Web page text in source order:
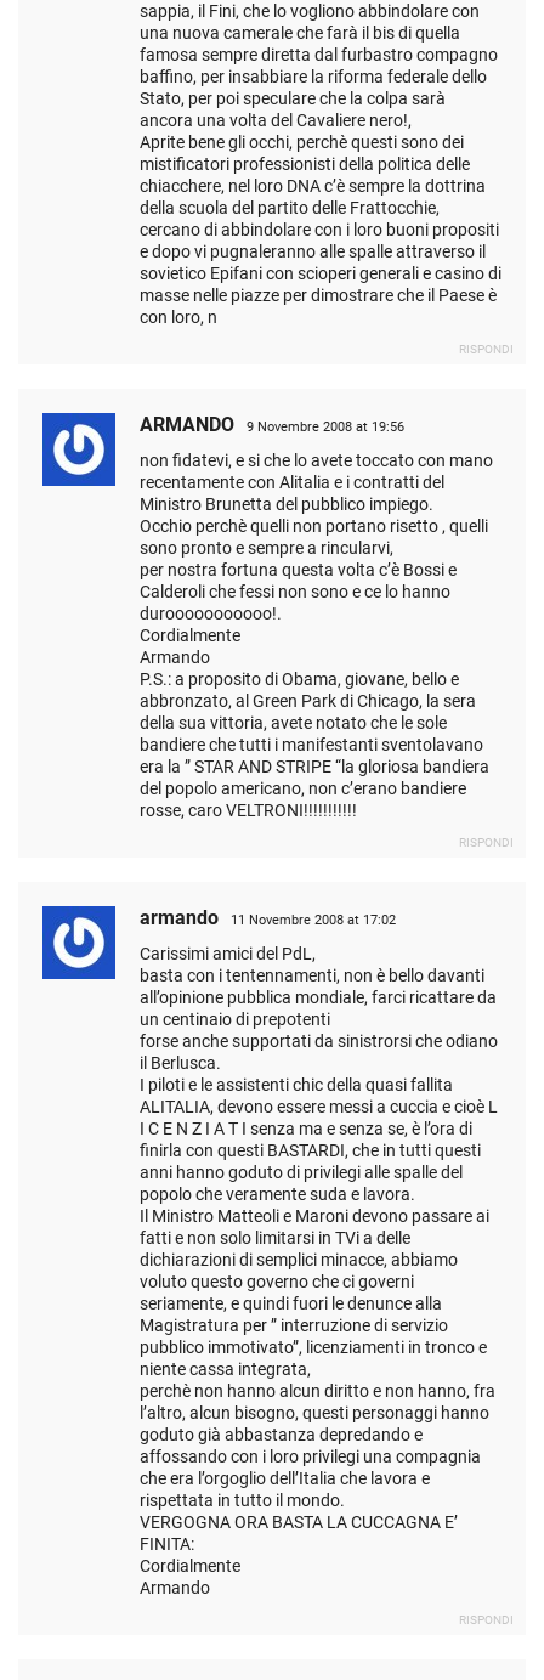
sappia, il Fini, che lo vogliono abbindolare con
una nuova camerale che farà il bis di quella
famosa sempre diretta dal furbastro compagno
baffino, per insabbiare la riforma federale dello
Stato, per poi speculare che la colpa sarà
ancora una volta del Cavaliere nero!,
Aprite bene gli occhi, perchè questi sono dei
mistificatori professionisti della politica delle
chiacchere, nel loro DNA c’è sempre la dottrina
della scuola del partito delle Frattocchie,
cercano di abbindolare con i loro buoni propositi
e dopo vi pugnaleranno alle spalle attraverso il
sovietico Epifani con scioperi generali e casino di
masse nelle piazze per dimostrare che il Paese è
con loro, n
RISPONDI
ARMANDO 9 Novembre 2008 at 19:56
non fidatevi, e si che lo avete toccato con mano
recentamente con Alitalia e i contratti del
Ministro Brunetta del pubblico impiego.
Occhio perchè quelli non portano risetto , quelli
sono pronto e sempre a rincularvi,
per nostra fortuna questa volta c’è Bossi e
Calderoli che fessi non sono e ce lo hanno
durooooooooooo!.
Cordialmente
Armando
P.S.: a proposito di Obama, giovane, bello e
abbronzato, al Green Park di Chicago, la sera
della sua vittoria, avete notato che le sole
bandiere che tutti i manifestanti sventolavano
era la ” STAR AND STRIPE “la gloriosa bandiera
del popolo americano, non c’erano bandiere
rosse, caro VELTRONI!!!!!!!!!!!
RISPONDI
armando 11 Novembre 2008 at 17:02
Carissimi amici del PdL,
basta con i tentennamenti, non è bello davanti
all’opinione pubblica mondiale, farci ricattare da
un centinaio di prepotenti
forse anche supportati da sinistrorsi che odiano
il Berlusca.
I piloti e le assistenti chic della quasi fallita
ALITALIA, devono essere messi a cuccia e cioè L
I C E N Z I A T I senza ma e senza se, è l’ora di
finirla con questi BASTARDI, che in tutti questi
anni hanno goduto di privilegi alle spalle del
popolo che veramente suda e lavora.
Il Ministro Matteoli e Maroni devono passare ai
fatti e non solo limitarsi in TVi a delle
dichiarazioni di semplici minacce, abbiamo
voluto questo governo che ci governi
seriamente, e quindi fuori le denunce alla
Magistratura per ” interruzione di servizio
pubblico immotivato”, licenziamenti in tronco e
niente cassa integrata,
perchè non hanno alcun diritto e non hanno, fra
l’altro, alcun bisogno, questi personaggi hanno
goduto già abbastanza depredando e
affossando con i loro privilegi una compagnia
che era l’orgoglio dell’Italia che lavora e
rispettata in tutto il mondo.
VERGOGNA ORA BASTA LA CUCCAGNA E’
FINITA:
Cordialmente
Armando
RISPONDI